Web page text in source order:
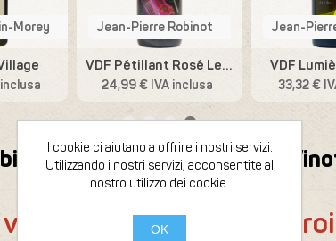
Morey Jean-Pierre Robinot
VDF Pétillant Rosé Les Années Folles
24,99 € IVA inclusa
Jean-
VDF
33,32 €
| Enoteca online |
vignaioli impegnati e
I cookie ci aiutano a offrire i nostri servizi.
Utilizzando i nostri servizi, acconsentite al
nostro utilizzo dei cookie.
OK